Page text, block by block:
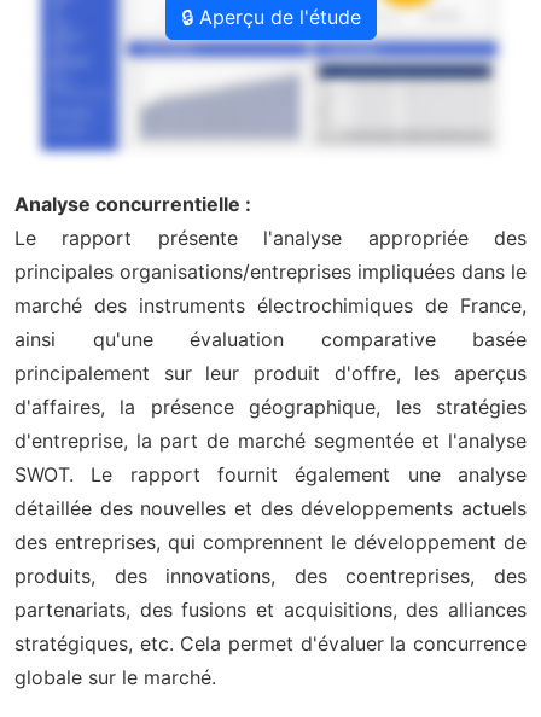
🔒 Aperçu de l'étude
Analyse concurrentielle :
Le rapport présente l'analyse appropriée des
principales organisations/entreprises impliquées dans le
marché des instruments électrochimiques de France,
ainsi qu'une évaluation comparative basée
principalement sur leur produit d'offre, les aperçus
d'affaires, la présence géographique, les stratégies
d'entreprise, la part de marché segmentée et l'analyse
SWOT. Le rapport fournit également une analyse
détaillée des nouvelles et des développements actuels
des entreprises, qui comprennent le développement de
produits, des innovations, des coentreprises, des
partenariats, des fusions et acquisitions, des alliances
stratégiques, etc. Cela permet d'évaluer la concurrence
globale sur le marché.